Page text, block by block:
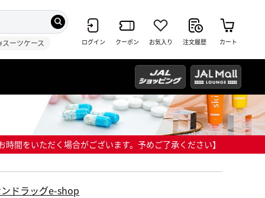
スーツケース ログイン クーポン お気入り 注文履歴 カート
間をいただく場合がございます。予めご了承ください】
ドラッグe-shop